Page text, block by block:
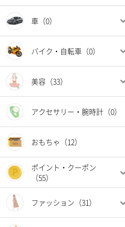
車（0）
バイク・自転車（0）
美容（33）
アクセサリー・腕時計（0）
おもちゃ（12）
ポイント・クーポン
（55）
ファッション（31）